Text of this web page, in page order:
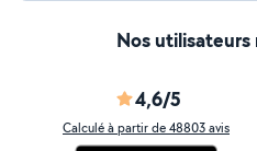
Nos
4,6/5
Calculé à partir de 48803 avis